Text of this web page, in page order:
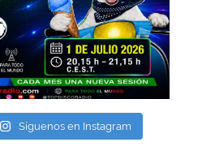
Síguenos en Instagram